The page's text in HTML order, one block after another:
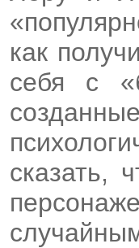
как
себя с
сказать,